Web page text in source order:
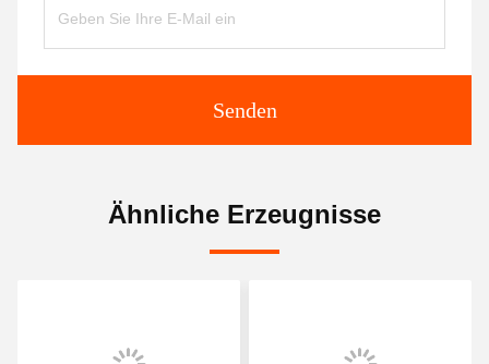
Senden
Ähnliche Erzeugnisse